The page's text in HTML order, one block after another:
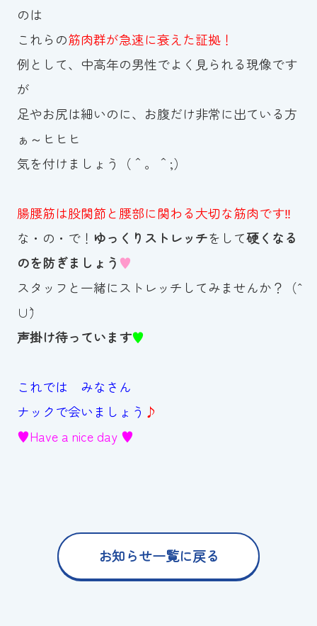
のは
これらの筋肉群が急速に衰えた証拠！
例として、中高年の男性でよく見られる現像です
が
足やお尻は細いのに、お腹だけ非常に出ている方
ぁ～ヒヒヒ
気を付けましょう（＾。＾;）
腸腰筋は股関節と腰部に関わる大切な筋肉です‼
な・の・で！ ゆっくりストレッチをして硬くなる
のを防ぎましょう ♥
スタッフと一緒にストレッチしてみませんか？（ˆ
∪ˆ）
声掛け待っています♥
これでは みなさん
ナックで会いましょう ♪
♥Have a nice day ♥
お知らせ一覧に戻る